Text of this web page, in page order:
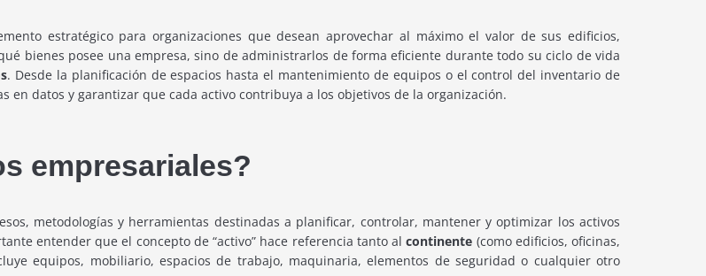
estratégico para organizaciones que desean aprovechar al máximo el valor de sus edificios,
bienes posee una empresa, sino de administrarlos de forma eficiente durante todo su ciclo de vida
. Desde la planificación de espacios hasta el mantenimiento de equipos o el control del inventario de
datos y garantizar que cada activo contribuya a los objetivos de la organización.
empresariales?
metodologías y herramientas destinadas a planificar, controlar, mantener y optimizar los activos
entender que el concepto de “activo” hace referencia tanto alcontinente (como edificios, oficinas,
equipos, mobiliario, espacios de trabajo, maquinaria, elementos de seguridad o cualquier otro